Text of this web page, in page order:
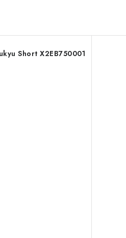
Short X2EB750001